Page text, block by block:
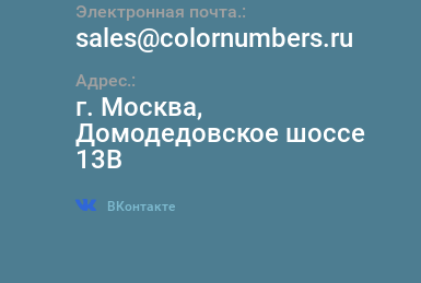
Электронная почта.:
sales@colornumbers.ru
Адрес.:
г. Москва,
Домодедовское шоссе
13В
ВКонтакте